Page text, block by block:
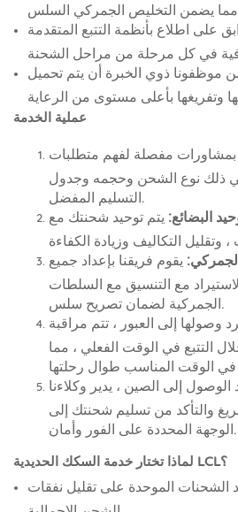
ابق على اطلاع بأنظمة التتبع المتقدمة
موظفونا ذوي الخبرة أن يتم تحميل
عملية الخدمة
بمشاورات مفصلة لفهم متطلبات
ذلك نوع الشحن وحجمه وجدول
البضائع: يتم توحيد شحنتك مع Cargos LCL الأخرى
يقوم فريقنا بإعداد جميع
مع التنسيق مع السلطات
وصولها إلى العبور ، تتم مراقبة
التتبع في الوقت الفعلي ، مما
الوصول إلى الصين ، يدير وكلاءنا
والتأكد من تسليم شحنتك إلى
لماذا تختار خدمة السكك الحديدية LCL؟
الشحنات الموحدة على تقليل نفقات